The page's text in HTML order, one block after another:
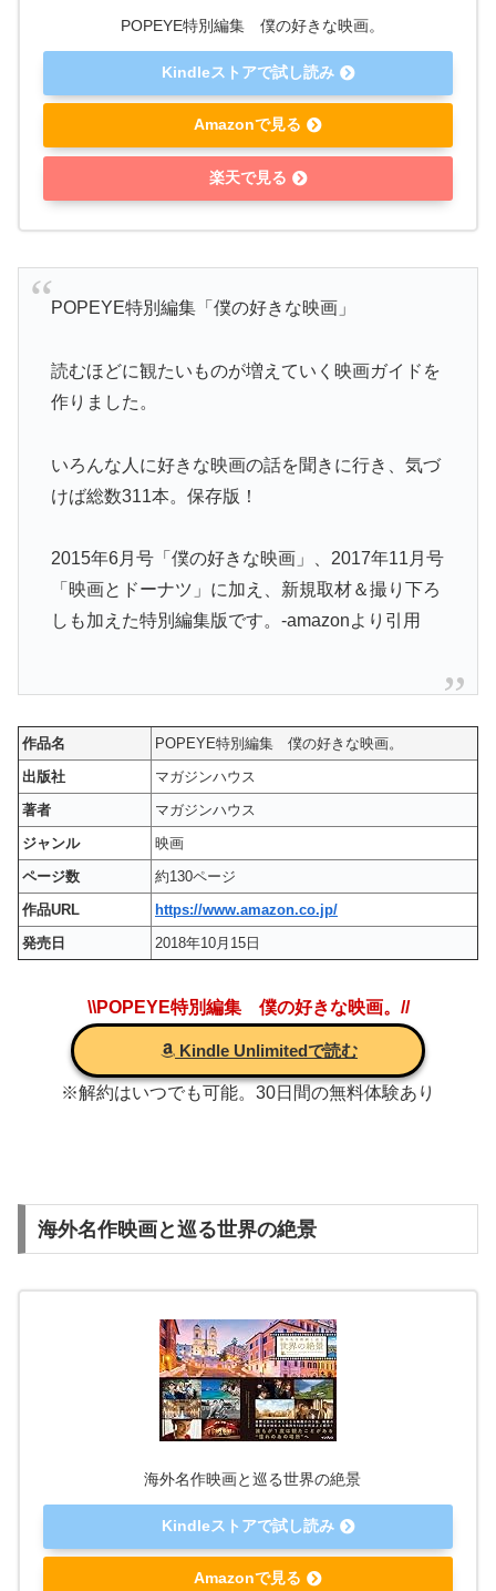
POPEYE特別編集 僕の好きな映画。
Kindleストアで試し読み
Amazonで見る
楽天で見る
POPEYE特別編集「僕の好きな映画」
読むほどに観たいものが増えていく映画ガイドを
作りました。
いろんな人に好きな映画の話を聞きに行き、気づ
けば総数311本。保存版！
2015年6月号「僕の好きな映画」、2017年11月号
「映画とドーナツ」に加え、新規取材＆撮り下ろ
しも加えた特別編集版です。-amazonより引用
作品名
POPEYE特別編集 僕の好きな映画。
出版社
マガジンハウス
著者
マガジンハウス
ジャンル
映画
ページ数
約130ページ
作品URL
https://www.amazon.co.jp/
発売日
2018年10月15日
\\POPEYE特別編集 僕の好きな映画。//
Kindle Unlimitedで読む
※解約はいつでも可能。30日間の無料体験あり
海外名作映画と巡る世界の絶景
海外名作映画と巡る世界の絶景
Kindleストアで試し読み
Amazonで見る